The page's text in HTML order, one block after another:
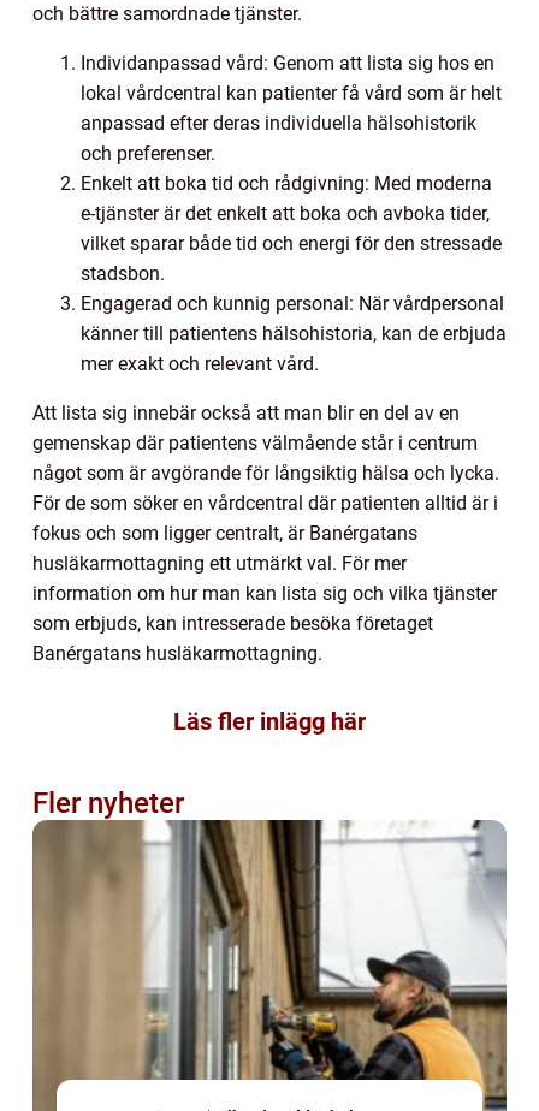
och bättre samordnade tjänster.
Individanpassad vård: Genom att lista sig hos en
lokal vårdcentral kan patienter få vård som är helt
anpassad efter deras individuella hälsohistorik
och preferenser.
Enkelt att boka tid och rådgivning: Med moderna
e-tjänster är det enkelt att boka och avboka tider,
vilket sparar både tid och energi för den stressade
stadsbon.
Engagerad och kunnig personal: När vårdpersonal
känner till patientens hälsohistoria, kan de erbjuda
mer exakt och relevant vård.
Att lista sig innebär också att man blir en del av en
gemenskap där patientens välmående står i centrum
något som är avgörande för långsiktig hälsa och lycka.
För de som söker en vårdcentral där patienten alltid är i
fokus och som ligger centralt, är Banérgatans
husläkarmottagning ett utmärkt val. För mer
information om hur man kan lista sig och vilka tjänster
som erbjuds, kan intresserade besöka företaget
Banérgatans husläkarmottagning.
Läs fler inlägg här
Fler nyheter